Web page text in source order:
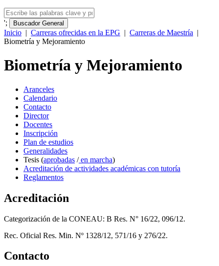
'; Buscador General
Inicio | Carreras ofrecidas en la EPG | Carreras de Maestría |
Biometría y Mejoramiento
Biometría y Mejoramiento
Aranceles
Calendario
Contacto
Director
Docentes
Inscripción
Plan de estudios
Generalidades
Tesis (aprobadas /en marcha)
Acreditación de actividades académicas con tutoría
Reglamentos
Acreditación
Categorización de la CONEAU: B Res. N° 16/22, 096/12.
Rec. Oficial Res. Min. Nº 1328/12, 571/16 y 276/22.
Contacto